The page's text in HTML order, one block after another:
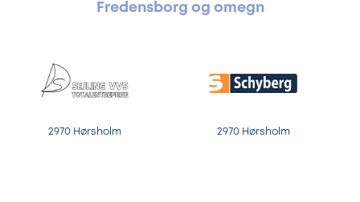
Fredensborg og omegn
2970 Hørsholm 2970 Hørsholm